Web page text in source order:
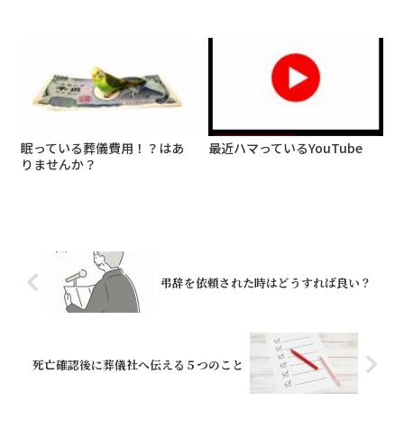
眠っている葬儀費用！？はあ
りませんか？
最近ハマっているYouTube
弔辞を依頼された時はどうすれば良い？
死亡確認後に葬儀社へ伝える５つのこと